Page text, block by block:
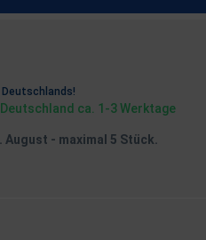
Deutschlands!
ca. 1-3 Werktage
August - maximal 5 Stück.